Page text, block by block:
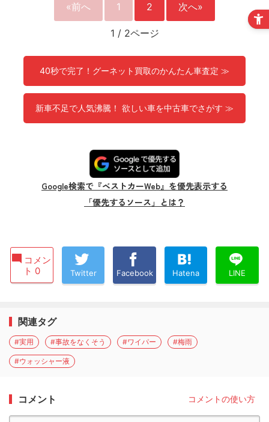
«前へ 1 2 次へ»
1 / 2ページ
40秒で完了！グーネット買取のかんたん車査定 ≫
新車不足で人気沸騰！ 欲しい車を中古車でさがす ≫
Google検索で『ベストカーWeb』を優先表示する
「優先するソース」とは？
コメン
ト 0
Twitter Facebook Hatena LINE
関連タグ
#実用 #事故をなくそう #ワイパー #梅雨
#ウォッシャー液
コメント コメントの使い方